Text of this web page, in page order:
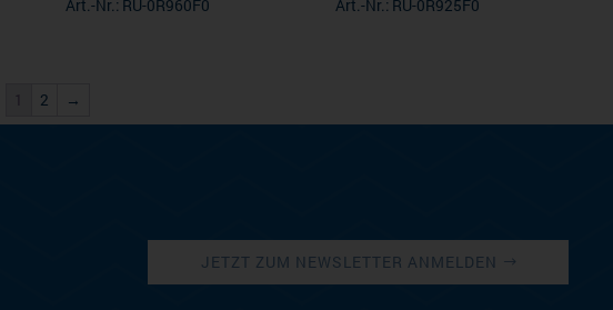
Art.-Nr.: RU-0R960F0 Art.-Nr.: RU-0R925F0
1 2 →
JETZT ZUM NEWSLETTER ANMELDEN